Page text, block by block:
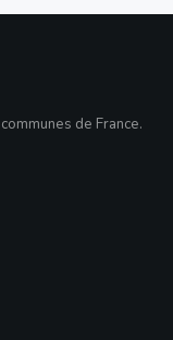
de France.